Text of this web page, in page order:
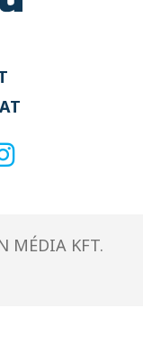
MÉDIA KFT.